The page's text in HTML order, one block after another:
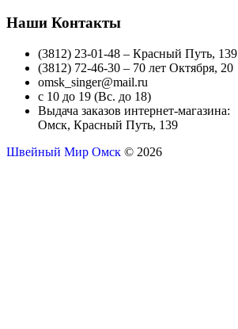
Наши Контакты
(3812) 23-01-48 – Красный Путь, 139
(3812) 72-46-30 – 70 лет Октября, 20
omsk_singer@mail.ru
с 10 до 19 (Вс. до 18)
Выдача заказов интернет-магазина:
Омск, Красный Путь, 139
Швейный Мир Омск © 2026